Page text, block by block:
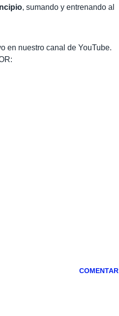
, sumando y entrenando al
en nuestro canal de YouTube.
COMENTAR